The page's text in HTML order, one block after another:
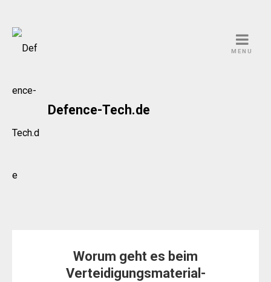
Skip
Defence-Tech.de
MENU
Worum geht es beim
Verteidigungsmaterial-